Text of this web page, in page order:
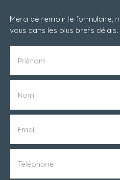
Merci de remplir le formulaire,
vous dans les plus brefs délais.
Prénom
Nom
Email
Téléphone